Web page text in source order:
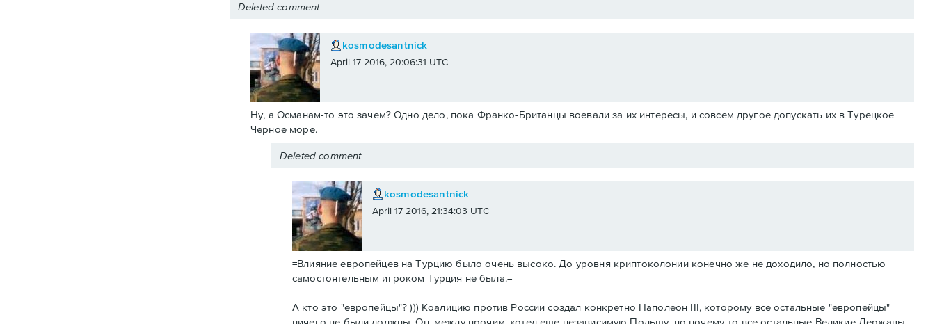
Deleted comment
kosmodesantnick
April 17 2016, 20:06:31 UTC
Ну, а Османам-то это зачем? Одно дело, пока Франко-Британцы воевали за их интересы, и совсем другое допускать их вТурецкое
Черное море.
Deleted comment
kosmodesantnick
April 17 2016, 21:34:03 UTC
=Влияние европейцев на Турцию было очень высоко. До уровня криптоколонии конечно же не доходило, но полностью
самостоятельным игроком Турция не была.=
А кто это "европейцы"? ))) Коалицию против России создал конкретно Наполеон III, которому все остальные "европейцы"